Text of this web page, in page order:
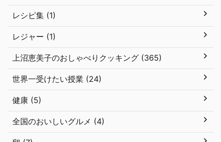
レシピ集 (1)
レジャー (1)
上沼恵美子のおしゃべりクッキング (365)
世界一受けたい授業 (24)
健康 (5)
全国のおいしいグルメ (4)